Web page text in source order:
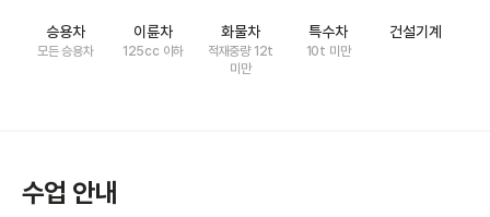
승용차
모든 승용차
이륜차
125cc 이하
화물차
적재중량 12t
미만
특수차
10t 미만
건설기계
수업 안내